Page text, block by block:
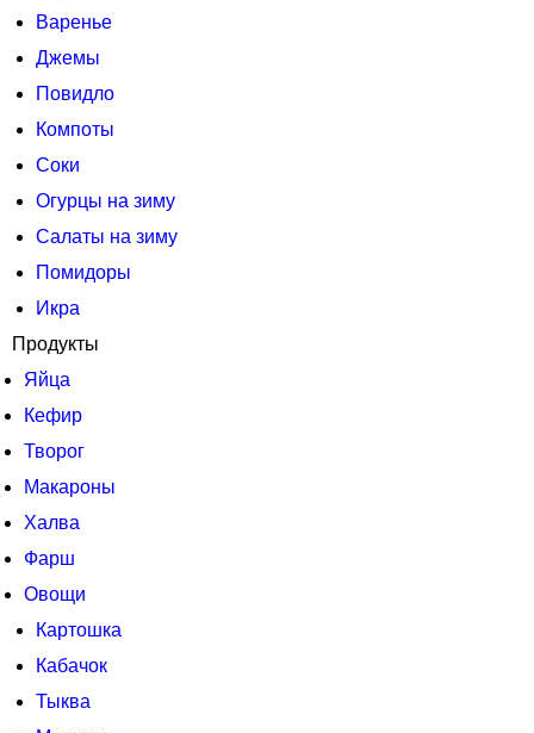
Варенье
Джемы
Повидло
Компоты
Соки
Огурцы на зиму
Салаты на зиму
Помидоры
Икра
Продукты
Яйца
Кефир
Творог
Макароны
Халва
Фарш
Овощи
Картошка
Кабачок
Тыква